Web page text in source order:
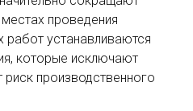
проведения
работ устанавливаются
которые исключают
производственного